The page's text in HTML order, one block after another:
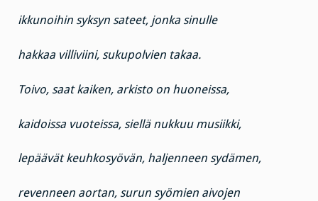
ikkunoihin syksyn sateet, jonka sinulle
hakkaa villiviini, sukupolvien takaa.
Toivo, saat kaiken, arkisto on huoneissa,
kaidoissa vuoteissa, siellä nukkuu musiikki,
lepäävät keuhkosyövän, haljenneen sydämen,
revenneen aortan, surun syömien aivojen